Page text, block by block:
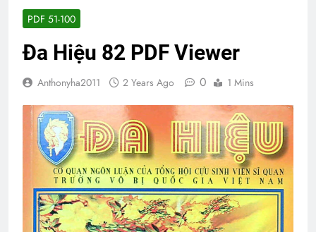
PDF 51-100
Đa Hiệu 82 PDF Viewer
Anthonyha2011 2 Years Ago 0 1 Mins